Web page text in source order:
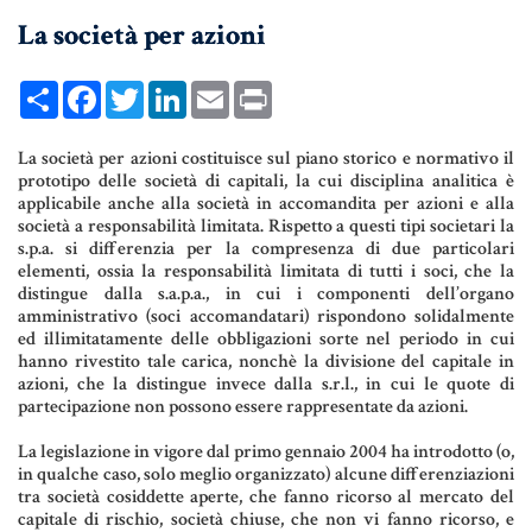
UNIONI CIVILI & CONVIVENZE
EREDITÀ & TESTAMENTO
TESTAMENTO DI VITA
Donazioni, Trust, Tutela del Patrimonio
DONAZIONI
PATTO DI FAMIGLIA
TRUST E AFFIDAMENTO FIDUCIARIO
TUTELA DEL PATRIMONIO
La società per azioni
ShareFacebookTwitterLinkedInEmail
La società per azioni costituisce sul piano storico e normativo il
prototipo delle società di capitali, la cui disciplina analitica è
applicabile anche alla società in accomandita per azioni e alla
società a responsabilità limitata. Rispetto a questi tipi societari la
s.p.a. si differenzia per la compresenza di due particolari
elementi, ossia la responsabilità limitata di tutti i soci, che la
distingue dalla s.a.p.a., in cui i componenti dell’organo
amministrativo (soci accomandatari) rispondono solidalmente
ed illimitatamente delle obbligazioni sorte nel periodo in cui
hanno rivestito tale carica, nonchè la divisione del capitale in
azioni, che la distingue invece dalla s.r.l., in cui le quote di
partecipazione non possono essere rappresentate da azioni.
La legislazione in vigore dal primo gennaio 2004 ha introdotto (o,
in qualche caso, solo meglio organizzato) alcune differenziazioni
tra società cosiddette aperte, che fanno ricorso al mercato del
capitale di rischio, società chiuse, che non vi fanno ricorso, e